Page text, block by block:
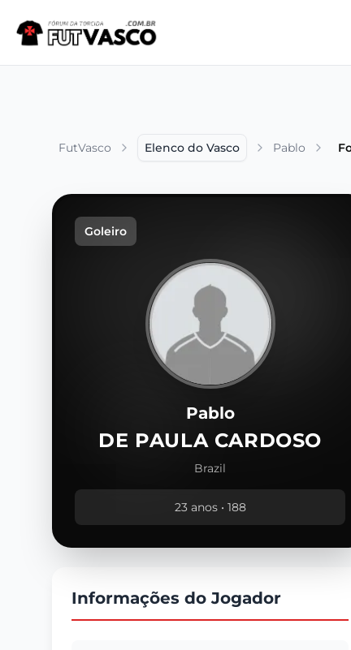
FutVasco Elenco do Vasco Pablo
Goleiro
Pablo
DE PAULA CARDOSO
Brazil
23 anos • 188
Informações do Jogador